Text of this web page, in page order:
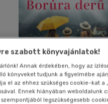
szabott könyvajánlatok!
Annak érdekében, hogy az
könyveket tudjunk a figyelmébe
el az ehhez szükséges cookie-kat a
Ennek hiányában weboldalunk
legszükségesebb